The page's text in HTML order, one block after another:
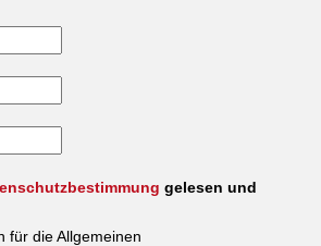
gelesen und
für die Allgemeinen